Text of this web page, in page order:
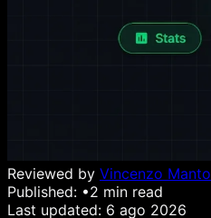
Reviewed by Vincenzo Manto
Published: •2 min read
Last updated: 6 ago 2026